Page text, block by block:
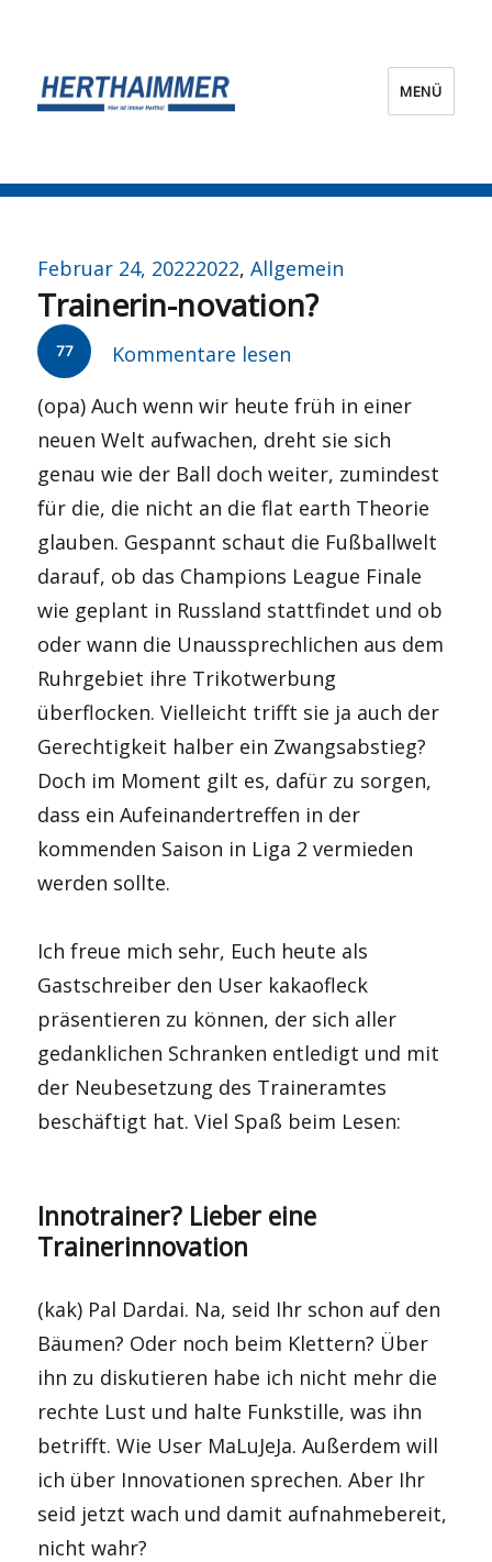
MENÜ
Veröffentlicht
am
Februar 24, 2022Kategorien
2022,Allgemein
Trainerin-novation?
77
Kommentare lesen
(opa) Auch wenn wir heute früh in einer
neuen Welt aufwachen, dreht sie sich
genau wie der Ball doch weiter, zumindest
für die, die nicht an die flat earth Theorie
glauben. Gespannt schaut die Fußballwelt
darauf, ob das Champions League Finale
wie geplant in Russland stattfindet und ob
oder wann die Unaussprechlichen aus dem
Ruhrgebiet ihre Trikotwerbung
überflocken. Vielleicht trifft sie ja auch der
Gerechtigkeit halber ein Zwangsabstieg?
Doch im Moment gilt es, dafür zu sorgen,
dass ein Aufeinandertreffen in der
kommenden Saison in Liga 2 vermieden
werden sollte.
Ich freue mich sehr, Euch heute als
Gastschreiber den User kakaofleck
präsentieren zu können, der sich aller
gedanklichen Schranken entledigt und mit
der Neubesetzung des Traineramtes
beschäftigt hat. Viel Spaß beim Lesen:
Innotrainer? Lieber eine
Trainerinnovation
(kak) Pal Dardai. Na, seid Ihr schon auf den
Bäumen? Oder noch beim Klettern? Über
ihn zu diskutieren habe ich nicht mehr die
rechte Lust und halte Funkstille, was ihn
betrifft. Wie User MaLuJeJa. Außerdem will
ich über Innovationen sprechen. Aber Ihr
seid jetzt wach und damit aufnahmebereit,
nicht wahr?